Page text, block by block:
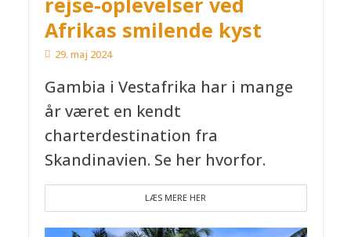
Afrikas smilende kyst
29. maj 2024
Gambia i Vestafrika har i mange
år været en kendt
charterdestination fra
Skandinavien. Se her hvorfor.
LÆS MERE HER